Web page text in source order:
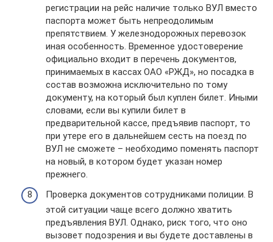
регистрации на рейс наличие только ВУЛ вместо
паспорта может быть непреодолимым
препятствием. У железнодорожных перевозок
иная особенность. Временное удостоверение
официально входит в перечень документов,
принимаемых в кассах ОАО «РЖД», но посадка в
состав возможна исключительно по тому
документу, на который был куплен билет. Иными
словами, если вы купили билет в
предварительной кассе, предъявив паспорт, то
при утере его в дальнейшем сесть на поезд по
ВУЛ не сможете – необходимо поменять паспорт
на новый, в котором будет указан номер
прежнего.
Проверка документов сотрудниками полиции. В
этой ситуации чаще всего должно хватить
предъявления ВУЛ. Однако, риск того, что оно
вызовет подозрения и вы будете доставлены в